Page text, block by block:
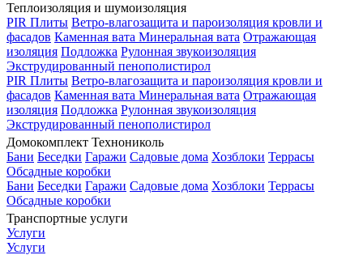
Теплоизоляция и шумоизоляция
PIR Плиты Ветро-влагозащита и пароизоляция кровли и
фасадов Каменная вата Минеральная вата Отражающая
изоляция Подложка Рулонная звукоизоляция
Экструдированный пенополистирол
PIR Плиты Ветро-влагозащита и пароизоляция кровли и
фасадов Каменная вата Минеральная вата Отражающая
изоляция Подложка Рулонная звукоизоляция
Экструдированный пенополистирол
Домокомплект Технониколь
Бани Беседки Гаражи Садовые дома Хозблоки Террасы
Обсадные коробки
Бани Беседки Гаражи Садовые дома Хозблоки Террасы
Обсадные коробки
Транспортные услуги
Услуги
Услуги